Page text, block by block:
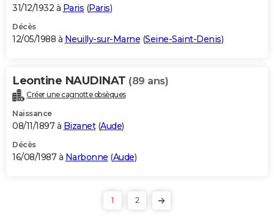
31/12/1932 à Paris (Paris)
Décès
12/05/1988 à Neuilly-sur-Marne (Seine-Saint-Denis)
Leontine NAUDINAT (89 ans)
Créer une cagnotte obsèques
Naissance
08/11/1897 à Bizanet(Aude)
Décès
16/08/1987 à Narbonne (Aude)
1 2